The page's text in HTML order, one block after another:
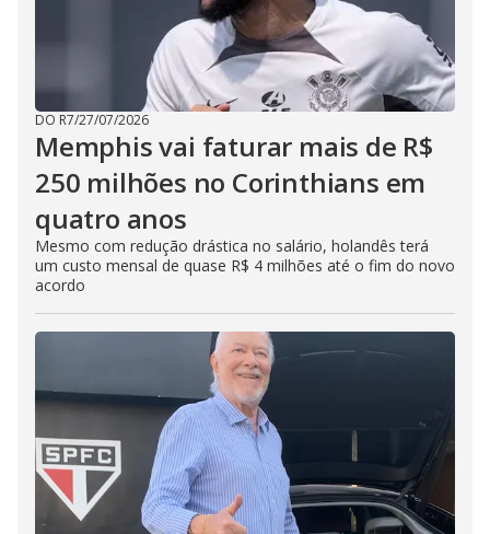
DO R7/27/07/2026
Memphis vai faturar mais de R$
250 milhões no Corinthians em
quatro anos
Mesmo com redução drástica no salário, holandês terá
um custo mensal de quase R$ 4 milhões até o fim do novo
acordo